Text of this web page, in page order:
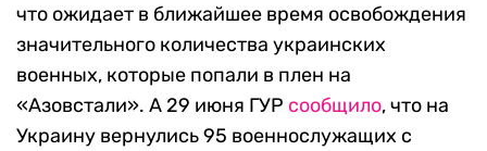
что ожидает в ближайшее время освобождения
значительного количества украинских
военных, которые попали в плен на
«Азовстали». А 29 июня ГУР сообщило, что на
Украину вернулись 95 военнослужащих с